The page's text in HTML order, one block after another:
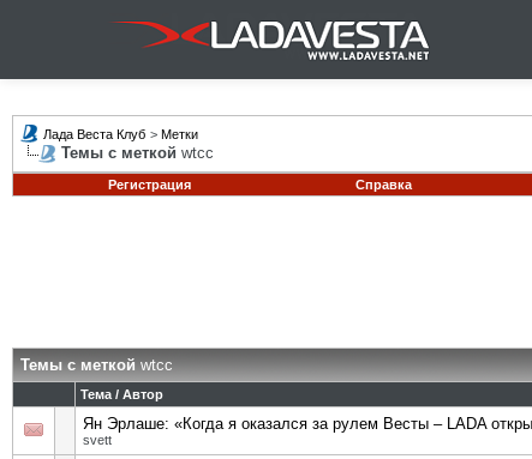
Лада Веста Клуб > Метки
Темы с меткой wtcc
Регистрация
Справка
Темы с меткойwtcc
Тема / Автор
Ян Эрлаше: «Когда я оказался за рулем Весты – LADA
svett